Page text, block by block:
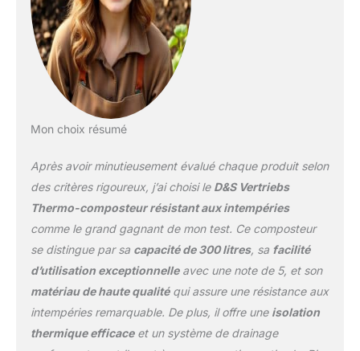
Mon choix résumé
Après avoir minutieusement évalué chaque produit selon
des critères rigoureux, j’ai choisi le D&S Vertriebs
Thermo-composteur résistant aux intempéries
comme le grand gagnant de mon test. Ce composteur
se distingue par sa capacité de 300 litres, sa facilité
d’utilisation exceptionnelleavec une note de 5, et son
matériau de haute qualitéqui assure une résistance aux
intempéries remarquable. De plus, il offre une isolation
thermique efficaceet un système de drainage